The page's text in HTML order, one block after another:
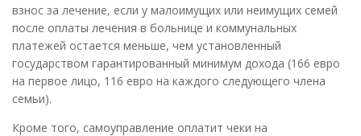
взнос за лечение, если у малоимущих или неимущих семей
после оплаты лечения в больнице и коммунальных
платежей остается меньше, чем установленный
государством гарантированный минимум дохода (166 евро
на первое лицо, 116 евро на каждого следующего члена
семьи).
Кроме того, самоуправление оплатит чеки на